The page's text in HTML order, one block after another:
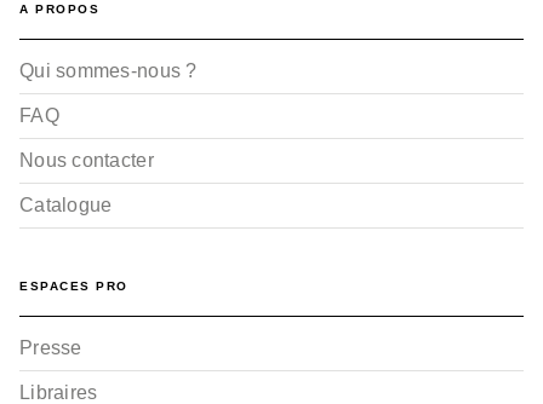
A PROPOS
Qui sommes-nous ?
FAQ
Nous contacter
Catalogue
ESPACES PRO
Presse
Libraires